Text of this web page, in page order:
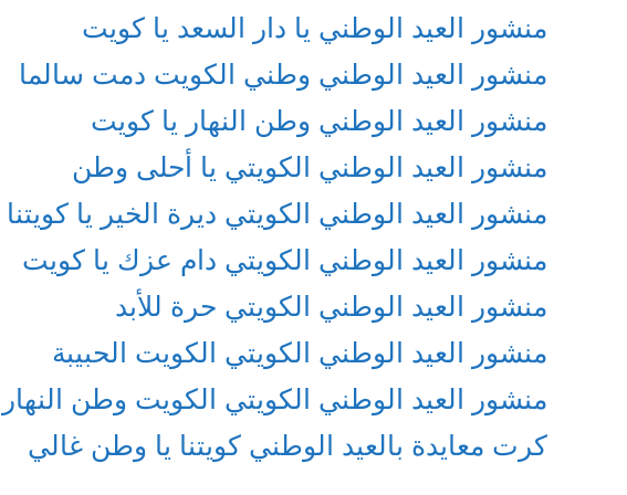
منشور العيد الوطني يا دار السعد يا كويت
منشور العيد الوطني وطني الكويت دمت سالما
منشور العيد الوطني وطن النهار يا كويت
منشور العيد الوطني الكويتي يا أحلى وطن
منشور العيد الوطني الكويتي ديرة الخير يا كويتنا
منشور العيد الوطني الكويتي دام عزك يا كويت
منشور العيد الوطني الكويتي حرة للأبد
منشور العيد الوطني الكويتي الكويت الحبيبة
منشور العيد الوطني الكويتي الكويت وطن النهار
كرت معايدة بالعيد الوطني كويتنا يا وطن غالي